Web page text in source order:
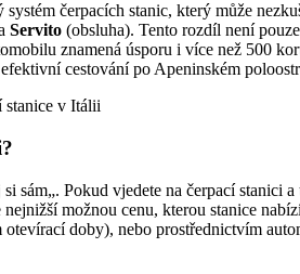
čerpacích stanic, který může
Servito (obsluha). Tento rozdíl není
znamená úsporu i více než 500
cestování po Apeninském
sám„. Pokud vjedete na čerpací stanici
možnou cenu, kterou stanice
doby), nebo prostřednictvím